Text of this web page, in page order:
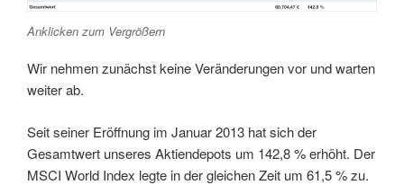
Anklicken zum Vergrößern
Wir nehmen zunächst keine Veränderungen vor und warten
weiter ab.
Seit seiner Eröffnung im Januar 2013 hat sich der
Gesamtwert unseres Aktiendepots um 142,8 % erhöht. Der
MSCI World Index legte in der gleichen Zeit um 61,5 % zu.